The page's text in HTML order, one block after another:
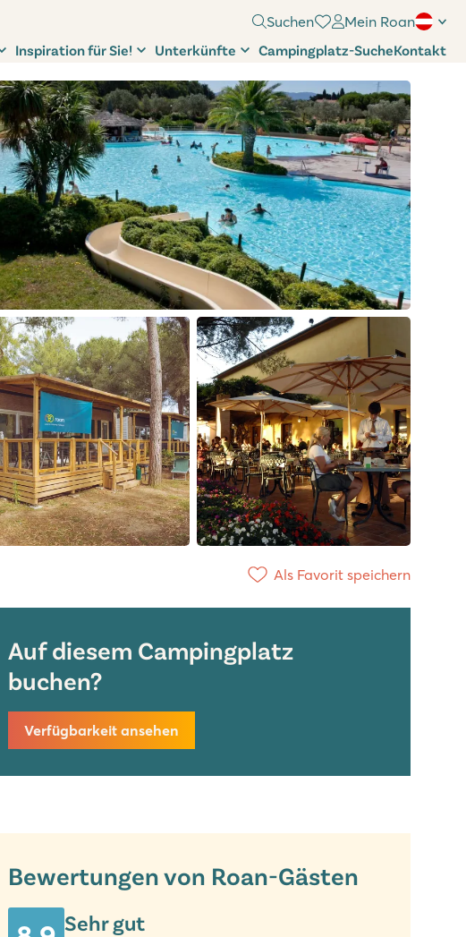
Suchen Mein Roan
Inspiration für Sie! Unterkünfte Campingplatz-SucheKontakt
Als Favorit speichern
Auf diesem Campingplatz
buchen?
Verfügbarkeit ansehen
Bewertungen von Roan-Gästen
Sehr gut